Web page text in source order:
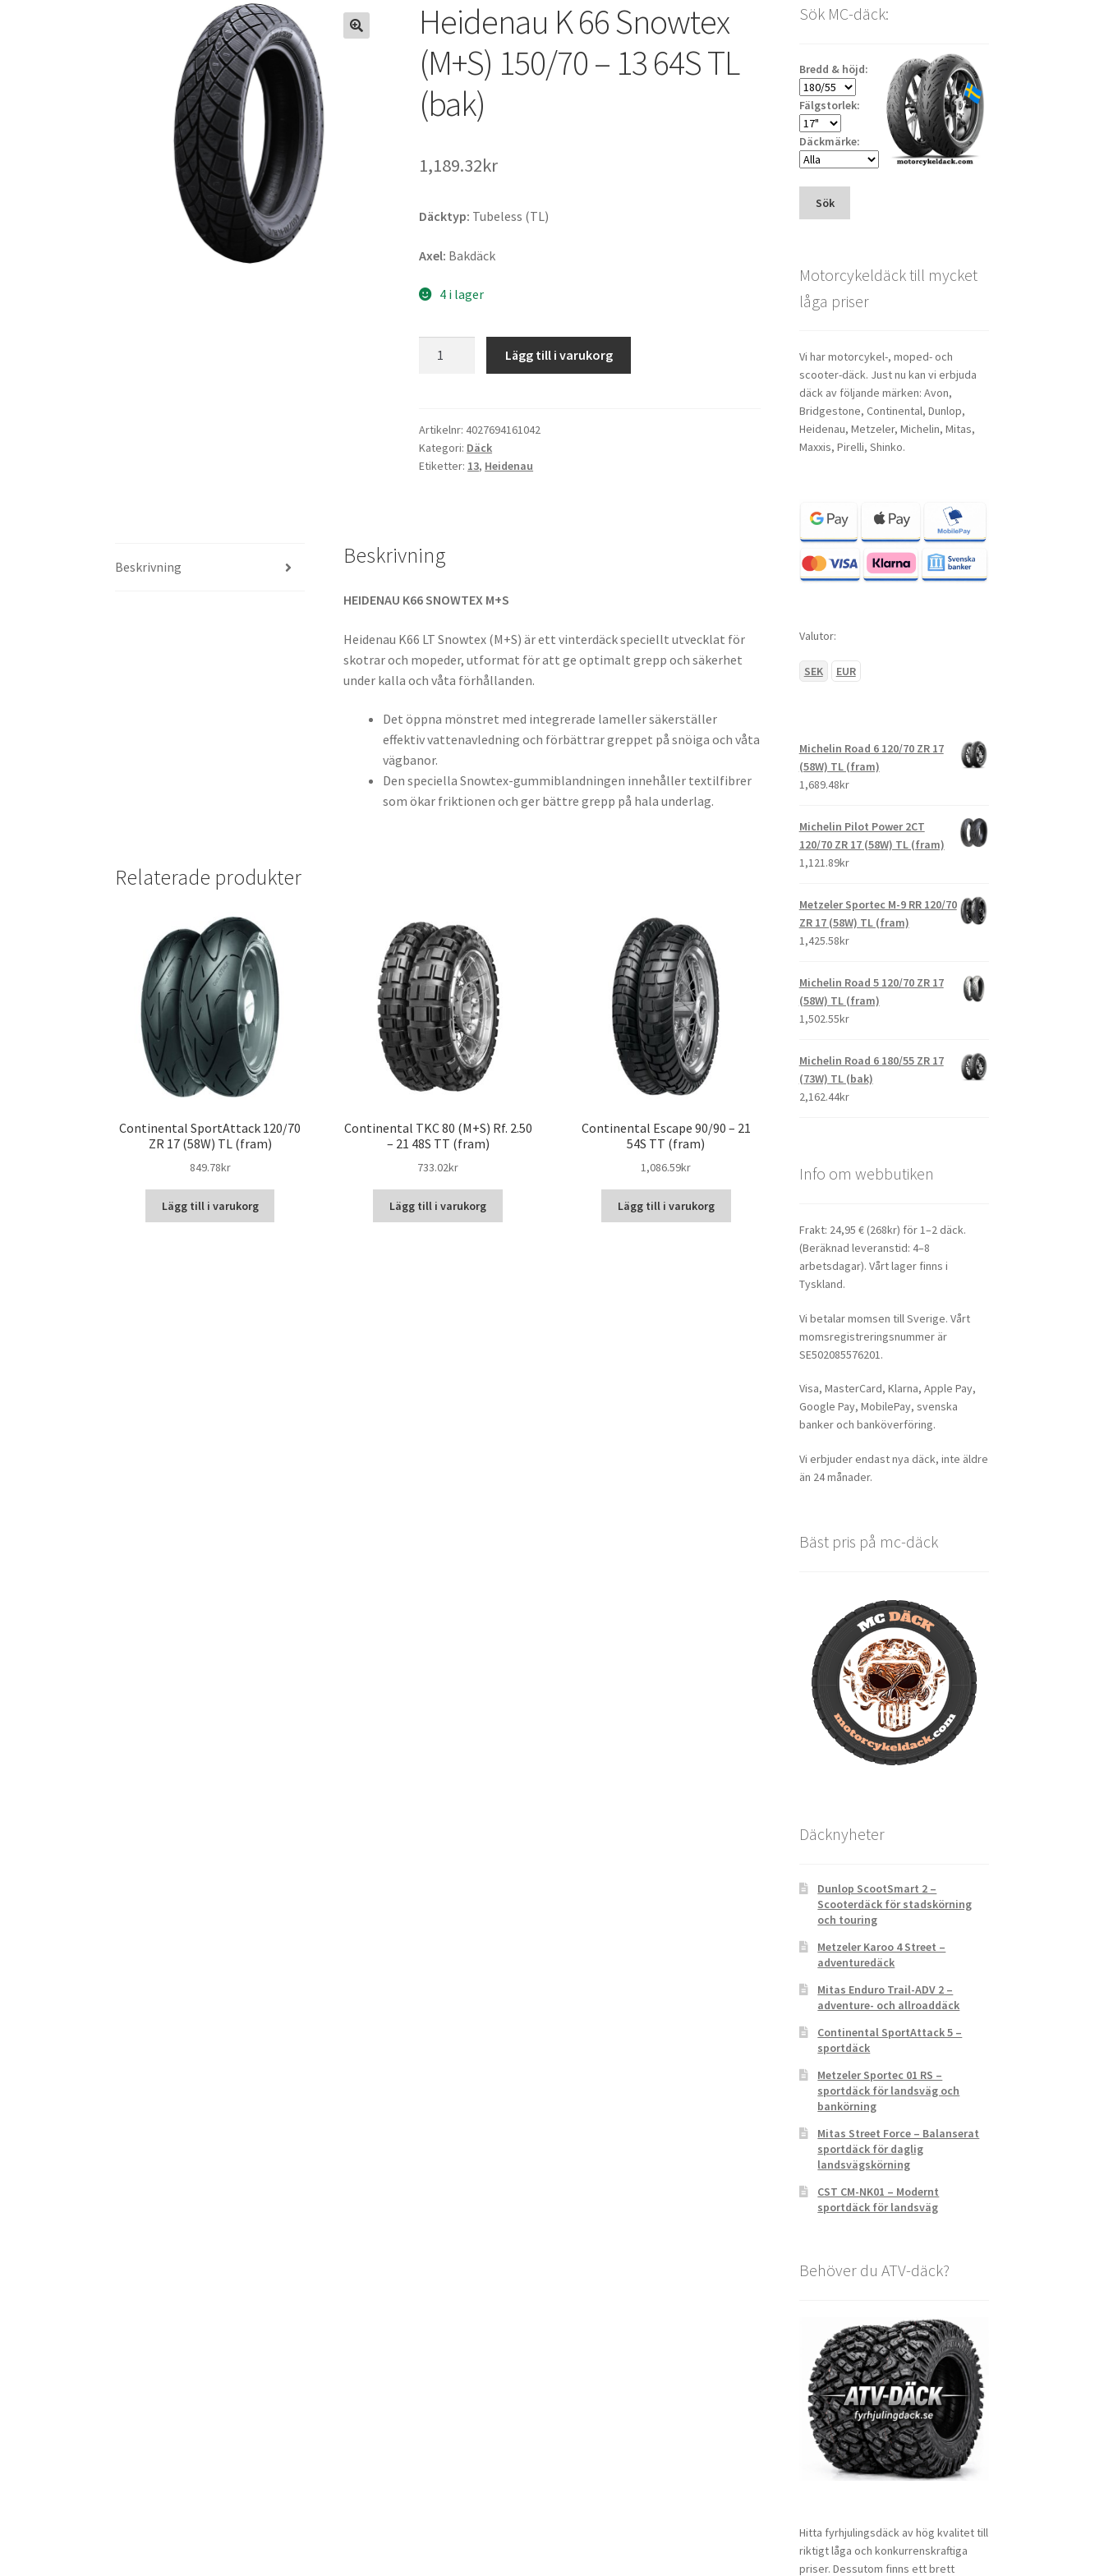
Heidenau K 66 Snowtex
(M+S) 150/70 – 13 64S TL
(bak)
1,189.32kr
Däcktyp: Tubeless (TL)
Axel: Bakdäck
4 i lager
(M+S)
150/70
-
(bak)
mängd
Lägg till i varukorg
Artikelnr:4027694161042
Kategori: Däck
Etiketter: 13, Heidenau
Beskrivning Beskrivning
HEIDENAU K66 SNOWTEX M+S
Heidenau K66 LT Snowtex (M+S) är ett vinterdäck speciellt utvecklat för
skotrar och mopeder, utformat för att ge optimalt grepp och säkerhet
under kalla och våta förhållanden.
Det öppna mönstret med integrerade lameller säkerställer
effektiv vattenavledning och förbättrar greppet på snöiga och våta
vägbanor.
Den speciella Snowtex-gummiblandningen innehåller textilfibrer
som ökar friktionen och ger bättre grepp på hala underlag.
Relaterade produkter
Continental SportAttack 120/70
ZR 17 (58W) TL (fram)
849.78kr
Lägg till i varukorg
Continental TKC 80 (M+S) Rf. 2.50
– 21 48S TT (fram)
733.02kr
Lägg till i varukorg
Continental Escape 90/90 – 21
54S TT (fram)
1,086.59kr
Lägg till i varukorg
Sök MC-däck:
Bredd & höjd:
Fälgstorlek:
Däckmärke:
Sök
Motorcykeldäck till mycket
låga priser
Vi har motorcykel-, moped- och
scooter-däck. Just nu kan vi erbjuda
däck av följande märken: Avon,
Bridgestone, Continental, Dunlop,
Heidenau, Metzeler, Michelin, Mitas,
Maxxis, Pirelli, Shinko.
Valutor:
SEK EUR
Michelin Road 6 120/70 ZR 17
(58W) TL (fram)
1,689.48kr
Michelin Pilot Power 2CT
120/70 ZR 17 (58W) TL (fram)
1,121.89kr
Metzeler Sportec M-9 RR 120/70
ZR 17 (58W) TL (fram)
1,425.58kr
Michelin Road 5 120/70 ZR 17
(58W) TL (fram)
1,502.55kr
Michelin Road 6 180/55 ZR 17
(73W) TL (bak)
2,162.44kr
Info om webbutiken
Frakt: 24,95 € (268kr) för 1–2 däck.
(Beräknad leveranstid: 4–8
arbetsdagar). Vårt lager finns i
Tyskland.
Vi betalar momsen till Sverige. Vårt
momsregistreringsnummer är
SE502085576201.
Visa, MasterCard, Klarna, Apple Pay,
Google Pay, MobilePay, svenska
banker och banköverföring.
Vi erbjuder endast nya däck, inte äldre
än 24 månader.
Bäst pris på mc-däck
Däcknyheter
Dunlop ScootSmart 2 –
Scooterdäck för stadskörning
och touring
Metzeler Karoo 4 Street –
adventuredäck
Mitas Enduro Trail-ADV 2 –
adventure- och allroaddäck
Continental SportAttack 5 –
sportdäck
Metzeler Sportec 01 RS –
sportdäck för landsväg och
bankörning
Mitas Street Force – Balanserat
sportdäck för daglig
landsvägskörning
CST CM-NK01 – Modernt
sportdäck för landsväg
Behöver du ATV-däck?
Hitta fyrhjulingsdäck av hög kvalitet till
riktigt låga och konkurrenskraftiga
priser. Dessutom finns ett brett